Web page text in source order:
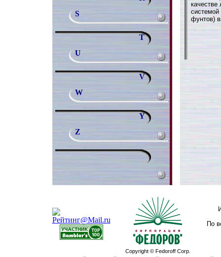
S
T
U
V
W
Y
Z
системой
фунтов)
Copyright © Fedoroff Corp.
По